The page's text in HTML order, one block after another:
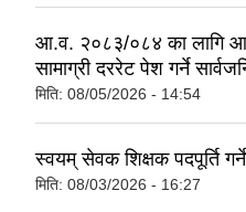
आ.व. २०८३/०८४ का लागि
सामाग्री दररेट पेश गर्ने
मिति: 08/05/2026 - 14:54
स्वयम् सेवक शिक्षक पदपूर्ति
मिति: 08/03/2026 - 16:27